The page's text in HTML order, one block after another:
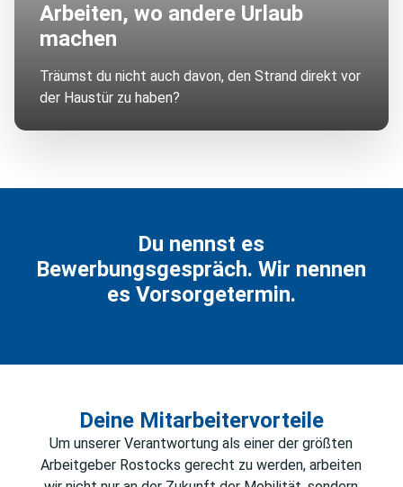
Arbeiten, wo andere Urlaub
machen
Träumst du nicht auch davon, den Strand direkt vor
der Haustür zu haben?
Du nennst es
Bewerbungsgespräch. Wir nennen
es Vorsorgetermin.
Deine Mitarbeitervorteile
Um unserer Verantwortung als einer der größten
Arbeitgeber Rostocks gerecht zu werden, arbeiten